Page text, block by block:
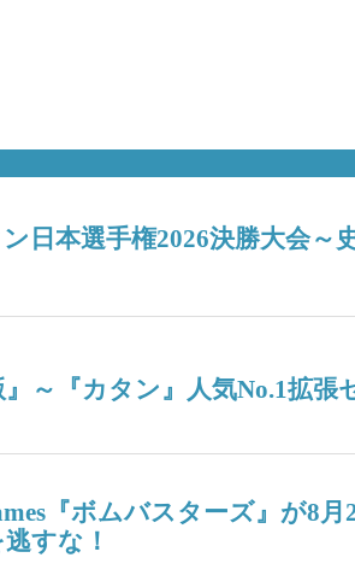
ン日本選手権2026決勝大会
』～『カタン』人気No.1拡
『ボムバスターズ』が
すな！